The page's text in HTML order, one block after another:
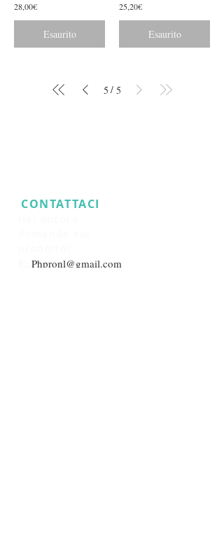
28,00€
Esaurito
25,20€
Esaurito
5 / 5
CONTATTACI
Phpronl@gmail.com